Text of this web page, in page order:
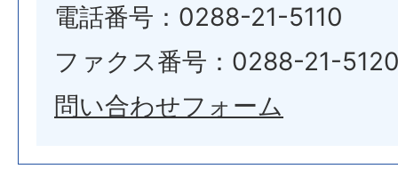
電話番号：0288-21-5110
ファクス番号：0288-21-
問い合わせフォーム